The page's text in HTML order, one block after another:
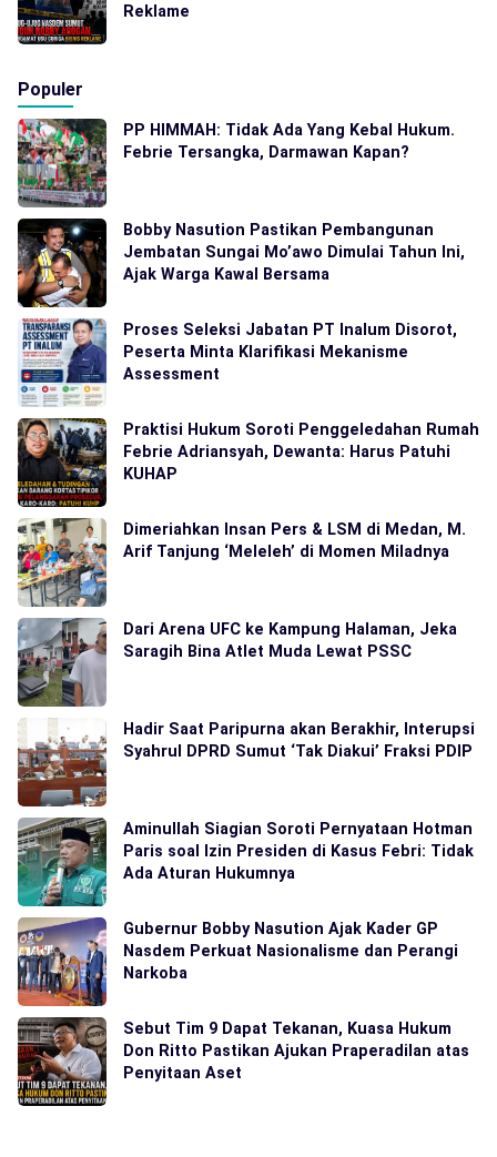
Reklame
Populer
PP HIMMAH: Tidak Ada Yang Kebal Hukum.
Febrie Tersangka, Darmawan Kapan?
Bobby Nasution Pastikan Pembangunan
Jembatan Sungai Mo’awo Dimulai Tahun Ini,
Ajak Warga Kawal Bersama
Proses Seleksi Jabatan PT Inalum Disorot,
Peserta Minta Klarifikasi Mekanisme
Assessment
Praktisi Hukum Soroti Penggeledahan Rumah
Febrie Adriansyah, Dewanta: Harus Patuhi
KUHAP
Dimeriahkan Insan Pers & LSM di Medan, M.
Arif Tanjung ‘Meleleh’ di Momen Miladnya
Dari Arena UFC ke Kampung Halaman, Jeka
Saragih Bina Atlet Muda Lewat PSSC
Hadir Saat Paripurna akan Berakhir, Interupsi
Syahrul DPRD Sumut ‘Tak Diakui’ Fraksi PDIP
Aminullah Siagian Soroti Pernyataan Hotman
Paris soal Izin Presiden di Kasus Febri: Tidak
Ada Aturan Hukumnya
Gubernur Bobby Nasution Ajak Kader GP
Nasdem Perkuat Nasionalisme dan Perangi
Narkoba
Sebut Tim 9 Dapat Tekanan, Kuasa Hukum
Don Ritto Pastikan Ajukan Praperadilan atas
Penyitaan Aset